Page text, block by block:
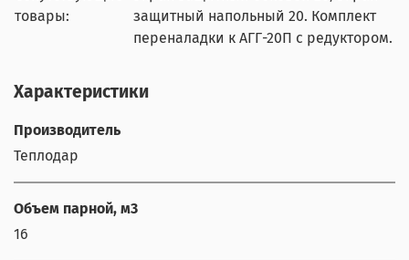
товары:
защитный напольный 20. Комплект
переналадки к АГГ-20П с редуктором.
Характеристики
Производитель
Теплодар
Объем парной, м3
16